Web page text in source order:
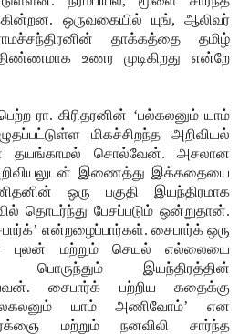
ஒருவகையில் யுங், ஆலிவர்
தாக்கத்தை தமிழ்
உணர முடிகிறது என்றே
ரா. கிரிதரனின் ‘பல்கலனும் யாம்
மிகச்சிறந்த அறிவியல்
தயங்காமல் சொல்வேன். அசலான
இணைத்து இக்கதையை
ஒரு பகுதி இயந்திரமாக
தொடர்ந்து பேசப்படும் ஒன்றுதான்.
என்றழைப்பார்கள். சைபார்க் ஒரு
புலன் மற்றும் செயல் எல்லையை
இயந்திரத்தின்
சைபார்க் பற்றிய கதைக்கு
‘பலகலனும் யாம் அணிவோம்’ என
பிரக்ஞை மற்றும் நனவிலி சார்ந்த